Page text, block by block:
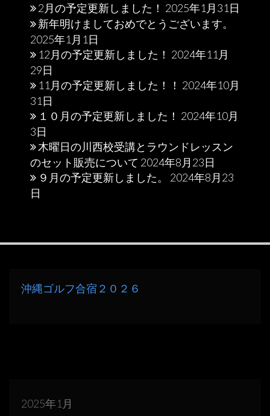
2月の予定更新しました！ 2025年1月31日
新年明けましておめでとうございます。
2025年1月1日
12月の予定更新しました！ 2024年11月
29日
11月の予定更新しました！！ 2024年10月
31日
１０月の予定更新しました！ 2024年10月
3日
木曜日の川西校受講とラウンドレッスン
のセット販売について 2024年8月23日
９月の予定更新しました。
2024年8月23
日
沖縄ゴルフ合宿２０２６
2025年1月